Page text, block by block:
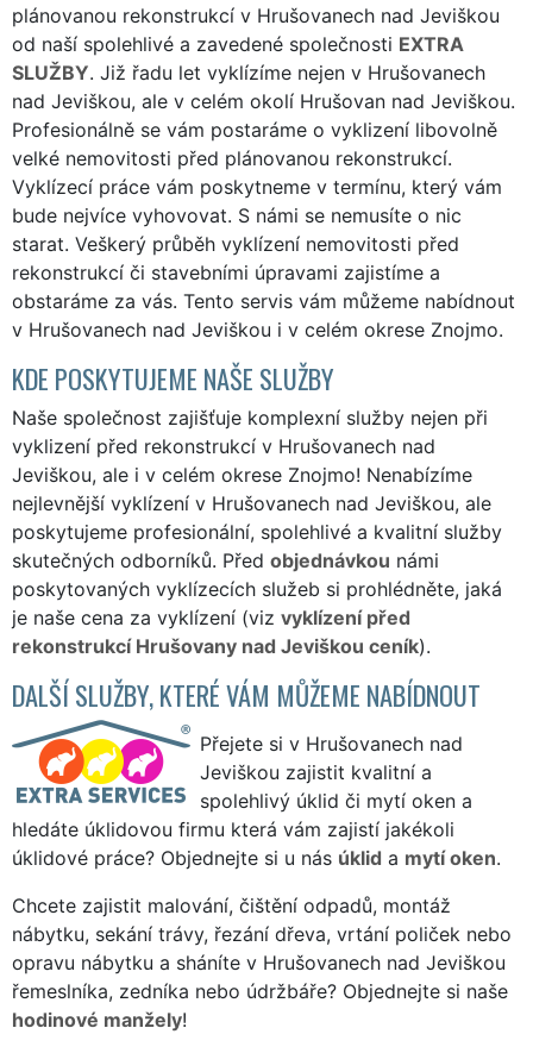
plánovanou rekonstrukcí v Hrušovanech nad Jeviškou
od naší spolehlivé a zavedené společnosti EXTRA
SLUŽBY. Již řadu let vyklízíme nejen v Hrušovanech
nad Jeviškou, ale v celém okolí Hrušovan nad Jeviškou.
Profesionálně se vám postaráme o vyklizení libovolně
velké nemovitosti před plánovanou rekonstrukcí.
Vyklízecí práce vám poskytneme v termínu, který vám
bude nejvíce vyhovovat. S námi se nemusíte o nic
starat. Veškerý průběh vyklízení nemovitosti před
rekonstrukcí či stavebními úpravami zajistíme a
obstaráme za vás. Tento servis vám můžeme nabídnout
v Hrušovanech nad Jeviškou i v celém okrese Znojmo.
KDE POSKYTUJEME NAŠE SLUŽBY
Naše společnost zajišťuje komplexní služby nejen při
vyklizení před rekonstrukcí v Hrušovanech nad
Jeviškou, ale i v celém okrese Znojmo! Nenabízíme
nejlevnější vyklízení v Hrušovanech nad Jeviškou, ale
poskytujeme profesionální, spolehlivé a kvalitní služby
skutečných odborníků. Před objednávkou námi
poskytovaných vyklízecích služeb si prohlédněte, jaká
je naše cena za vyklízení (viz vyklízení před
rekonstrukcí Hrušovany nad Jeviškou ceník).
DALŠÍ SLUŽBY, KTERÉ VÁM MŮŽEME NABÍDNOUT
Přejete si v Hrušovanech nad
Jeviškou zajistit kvalitní a
spolehlivý úklid či mytí oken a
hledáte úklidovou firmu která vám zajistí jakékoli
úklidové práce? Objednejte si u nás úklid a mytí oken.
Chcete zajistit malování, čištění odpadů, montáž
nábytku, sekání trávy, řezání dřeva, vrtání poliček nebo
opravu nábytku a sháníte v Hrušovanech nad Jeviškou
řemeslníka, zedníka nebo údržbáře? Objednejte si naše
hodinové manžely!